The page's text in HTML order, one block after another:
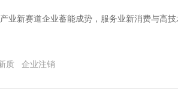
业新赛道企业蓄能成势，服务业新消费与高技
质 企业注销